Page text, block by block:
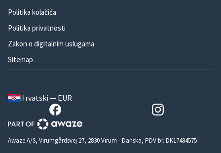
Politika kolačića
Politika privatnosti
Zakon o digitalnim uslugama
Sitemap
Hrvatski — EUR
Awaze A/S, Virumgårdsvej 27, 2830 Virum - Danska, PDV br. DK17484575